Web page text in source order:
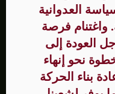
العدوانية
واغتنام فرصة
العودة إلى
نحو إنهاء
بناء الحركة